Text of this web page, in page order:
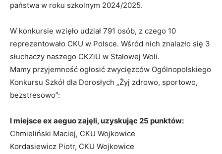
państwa w roku szkolnym 2024/2025.
W konkursie wzięło udział 791 osób, z czego 10
reprezentowało CKU w Polsce. Wśród nich znalazło się 3
słuchaczy naszego CKZiU w Stalowej Woli.
Mamy przyjemność ogłosić zwycięzców Ogólnopolskiego
Konkursu Szkół dla Dorosłych „Żyj zdrowo, sportowo,
bezstresowo”:
I miejsce ex aeguo zajęli, uzyskując 25 punktów:
Chmieliński Maciej, CKU Wojkowice
Kordasiewicz Piotr, CKU Wojkowice